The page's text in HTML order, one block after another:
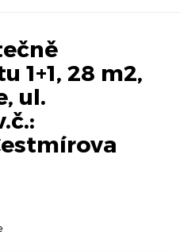
1+1, 28 m2,
ul.